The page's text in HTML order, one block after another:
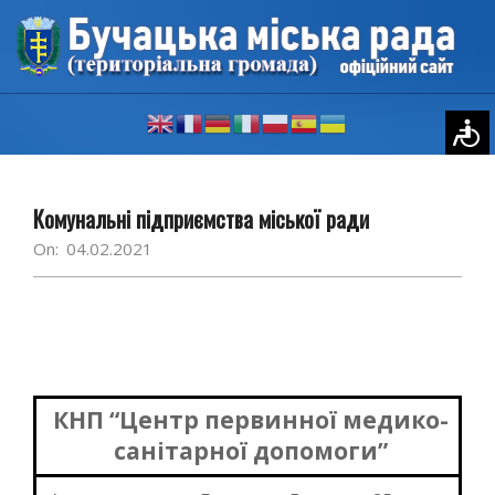
Skip
content
MenuКомунальні підприємства міської ради
On: 04.02.2021
КНП “Центр первинної медико-
санітарної допомоги”